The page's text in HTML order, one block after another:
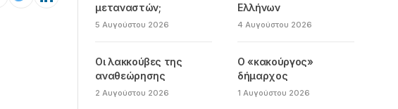
μεταναστών;
5 Αυγούστου 2026
Ελλήνων
4 Αυγούστου 2026
Οι λακκούβες της
αναθεώρησης
2 Αυγούστου 2026
Ο «κακούργος»
δήμαρχος
1 Αυγούστου 2026